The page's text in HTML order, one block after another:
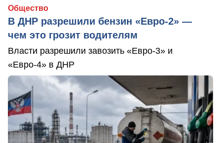
Общество
В ДНР разрешили бензин «Евро-2» —
чем это грозит водителям
Власти разрешили завозить «Евро-3» и
«Евро-4» в ДНР